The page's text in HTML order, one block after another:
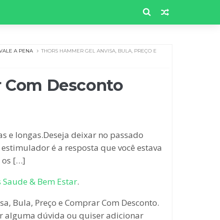
A PENA
THORS HAMMER GEL ANVISA, BULA, PREÇO E
Com Desconto
e longas.Deseja deixar no passado
é a resposta que você estava
os […]
Saude & Bem Estar.
Bula, Preço e Comprar Com Desconto.
alguma dúvida ou quiser adicionar